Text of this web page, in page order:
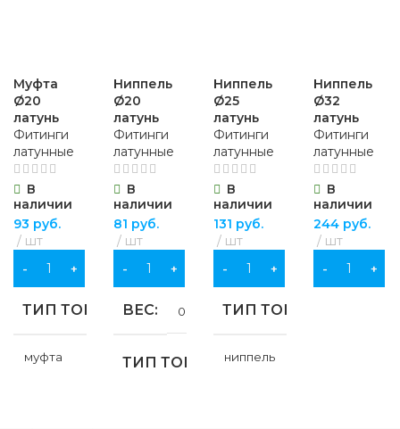
Муфта
Ø20
латунь
Фитинги
латунные
В
наличии
93 руб.
шт
ТИП ТОВАРА
муфта
Ниппель
Ø20
латунь
Фитинги
латунные
В
наличии
81 руб.
шт
ВЕС 0.035 кг
ТИП ТОВАРА
Ниппель
Ø25
латунь
Фитинги
латунные
В
наличии
131 руб.
шт
ТИП ТОВАРА
ниппель
Ниппель
Ø32
латунь
Фитинги
латунные
В
наличии
244 руб.
шт